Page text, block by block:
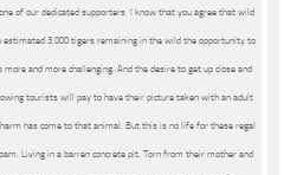
of our dedicated supporters, I know that you agree that wild
3,000 tigers remaining in the wild the opportunity to
and more challenging. And the desire to get up close and
tourists will pay to have their picture taken with an adult
has come to that animal. But this is no life for these regal
Living in a barren concrete pit. Torn from their mother and